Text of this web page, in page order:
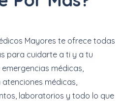
Mayores te ofrece todas
para cuidarte a ti y a tu
médicas,
médicas,
laboratorios y todo lo que